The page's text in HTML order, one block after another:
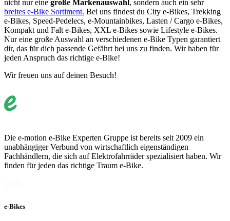
nicht nur eine große Markenauswahl , sondern auch ein sehr
breites e-Bike Sortiment. Bei uns findest du City e-Bikes, Trekking
e-Bikes, Speed-Pedelecs, e-Mountainbikes, Lasten / Cargo e-Bikes,
Kompakt und Falt e-Bikes, XXL e-Bikes sowie Lifestyle e-Bikes.
Nur eine große Auswahl an verschiedenen e-Bike Typen garantiert
dir, das für dich passende Gefährt bei uns zu finden. Wir haben für
jeden Anspruch das richtige e-Bike!
Wir freuen uns auf deinen Besuch!
Die e-motion e-Bike Experten Gruppe ist bereits seit 2009 ein
unabhängiger Verbund von wirtschaftlich eigenständigen
Fachhändlern, die sich auf Elektrofahrräder spezialisiert haben. Wir
finden für jeden das richtige Traum e-Bike.
e-Bikes